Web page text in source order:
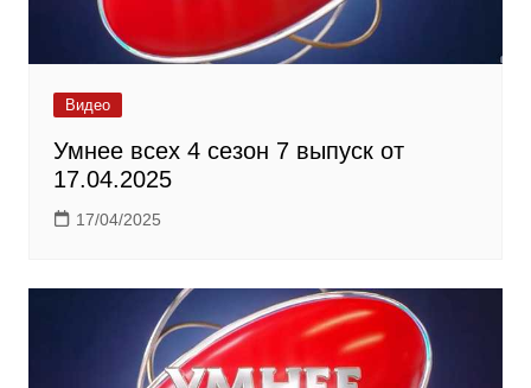
Видео
Умнее всех 4 сезон 7 выпуск от
17.04.2025
17/04/2025